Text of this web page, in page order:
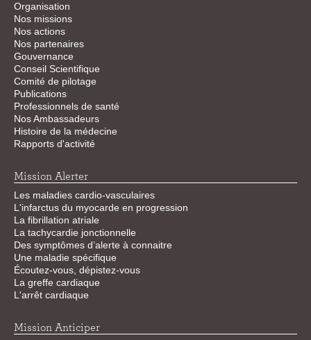
Organisation
Nos missions
Nos actions
Nos partenaires
Gouvernance
Conseil Scientifique
Comité de pilotage
Publications
Professionnels de santé
Nos Ambassadeurs
Histoire de la médecine
Rapports d'activité
Mission Alerter
Les maladies cardio-vasculaires
L'infarctus du myocarde en progression
La fibrillation atriale
La tachycardie jonctionnelle
Des symptômes d’alerte à connaitre
Une maladie spécifique
Écoutez-vous, dépistez-vous
La greffe cardiaque
L'arrêt cardiaque
Mission Anticiper